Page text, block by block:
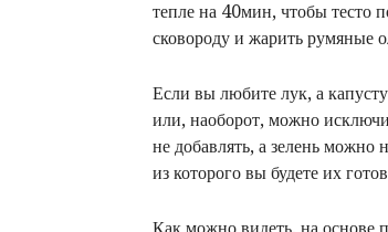
тепле на 40мин, чтобы тесто
сковороду и жарить румяные
Если вы любите лук, а
или, наоборот, можно
не добавлять, а зелень можно
из которого вы будете их